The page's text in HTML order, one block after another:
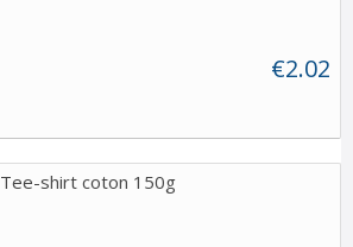
€2.02
Tee-shirt coton 150g